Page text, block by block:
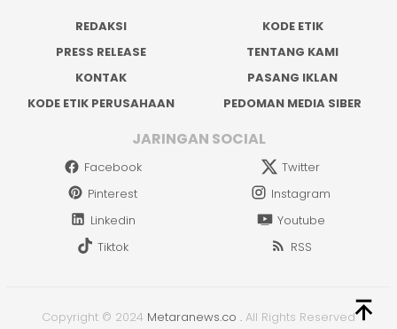
REDAKSI
KODE ETIK
PRESS RELEASE
TENTANG KAMI
KONTAK
PASANG IKLAN
KODE ETIK PERUSAHAAN
PEDOMAN MEDIA SIBER
JARINGAN SOCIAL
Facebook
Twitter
Pinterest
Instagram
Linkedin
Youtube
Tiktok
RSS
Copyright © 2024 Metaranews.co . All Rights Reserved